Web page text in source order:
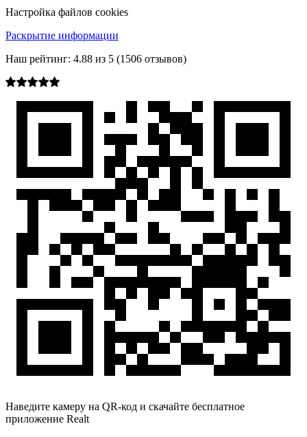
Настройка файлов cookies
Раскрытие информации
Наш рейтинг: 4.88 из 5 (1506 отзывов)
Наведите камеру на QR-код и скачайте бесплатное
приложение Realt